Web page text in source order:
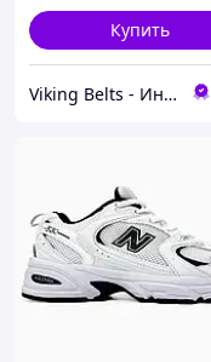
Купить
Viking Belts - Интернет магазин кожаных аксессуаров